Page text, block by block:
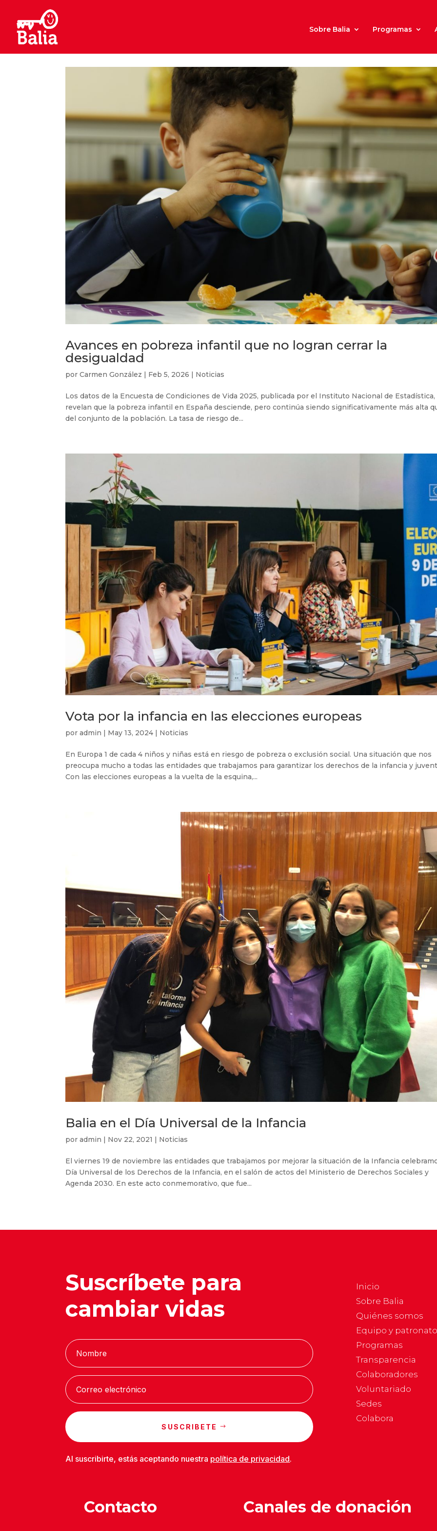
Sobre Balia Programas
Avances en pobreza infantil que no logran cerrar la
desigualdad
porCarmen González Feb 5, 2026 Noticias
Los datos de la Encuesta de Condiciones de Vida 2025, publicada por el Instituto Nacional de Estadística,
revelan que la pobreza infantil en España desciende, pero continúa siendo significativamente más alta
del conjunto de la población. La tasa de riesgo de...
Vota por la infancia en las elecciones europeas
poradmin | May 13, 2024 | Noticias
En Europa 1 de cada 4 niños y niñas está en riesgo de pobreza o exclusión social. Una situación que nos
preocupa mucho a todas las entidades que trabajamos para garantizar los derechos de la infancia y
Con las elecciones europeas a la vuelta de la esquina,...
Balia en el Día Universal de la Infancia
poradmin | Nov 22, 2021 | Noticias
El viernes 19 de noviembre las entidades que trabajamos por mejorar la situación de la Infancia
Día Universal de los Derechos de la Infancia, en el salón de actos del Ministerio de Derechos Sociales y
Agenda 2030. En este acto conmemorativo, que fue...
Suscríbete para
cambiar vidas
SUSCRIBETE
Al suscribirte, estás aceptando nuestra política de privacidad.
Inicio
Sobre Balia
Quiénes somos
Equipo y
Programas
Transparencia
Colaboradores
Voluntariado
Sedes
Colabora
Contacto Canales de donación